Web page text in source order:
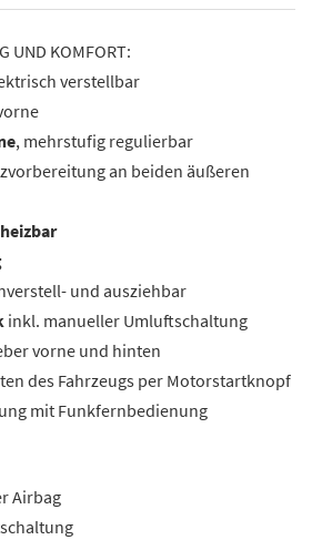
UND KOMFORT:
verstellbar
, mehrstufig regulierbar
an beiden äußeren
und ausziehbar
inkl. manueller Umluftschaltung
vorne und hinten
des Fahrzeugs per Motorstartknopf
mit Funkfernbedienung
Airbag